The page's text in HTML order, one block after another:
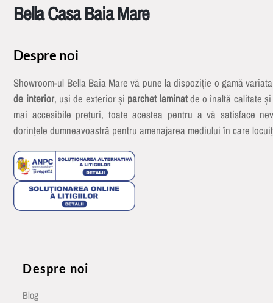
Bella Casa Baia Mare
Despre noi
Showroom-ul Bella Baia Mare vă pune la dispoziție o gamă
de interior, uși de exterior și parchet laminatde o înaltă calitate și
mai accesibile prețuri, toate acestea pentru a vă satisface
dorințele dumneavoastră pentru amenajarea mediului în care
Despre noi
Blog